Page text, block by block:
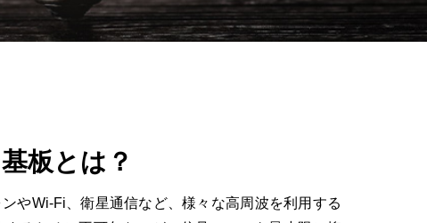
板とは？
やWi-Fi、衛星通信など、様々な高周波を利用する